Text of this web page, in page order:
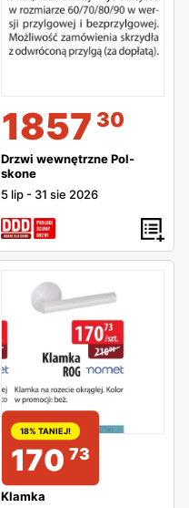
1857 30
Drzwi wewnętrzne Pol-
skone
5 lip - 31 sie 2026
18% TANIEJ!
170 73
Klamka